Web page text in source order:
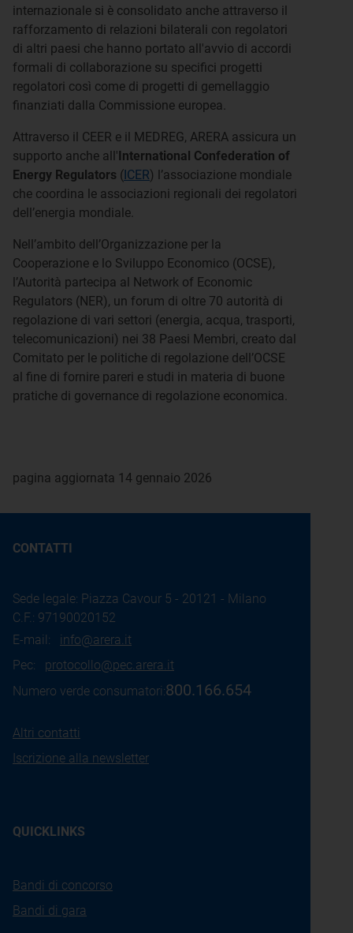
internazionale si è consolidato anche attraverso il
rafforzamento di relazioni bilaterali con regolatori
di altri paesi che hanno portato all'avvio di accordi
formali di collaborazione su specifici progetti
regolatori così come di progetti di gemellaggio
finanziati dalla Commissione europea.
Attraverso il CEER e il MEDREG, ARERA assicura un
supporto anche all'International Confederation of
Energy Regulators (ICER) l’associazione mondiale
che coordina le associazioni regionali dei regolatori
dell’energia mondiale.
Nell’ambito dell’Organizzazione per la
Cooperazione e lo Sviluppo Economico (OCSE),
l’Autorità partecipa al Network of Economic
Regulators (NER), un forum di oltre 70 autorità di
regolazione di vari settori (energia, acqua, trasporti,
telecomunicazioni) nei 38 Paesi Membri, creato dal
Comitato per le politiche di regolazione dell’OCSE
al fine di fornire pareri e studi in materia di buone
pratiche di governance di regolazione economica.
pagina aggiornata 14 gennaio 2026
CONTATTI
Sede legale: Piazza Cavour 5 - 20121 - Milano
C.F.: 97190020152
E-mail: info@arera.it
Pec: protocollo@pec.arera.it
Numero verde consumatori:800.166.654
Altri contatti
Iscrizione alla newsletter
QUICKLINKS
Bandi di concorso
Bandi di gara